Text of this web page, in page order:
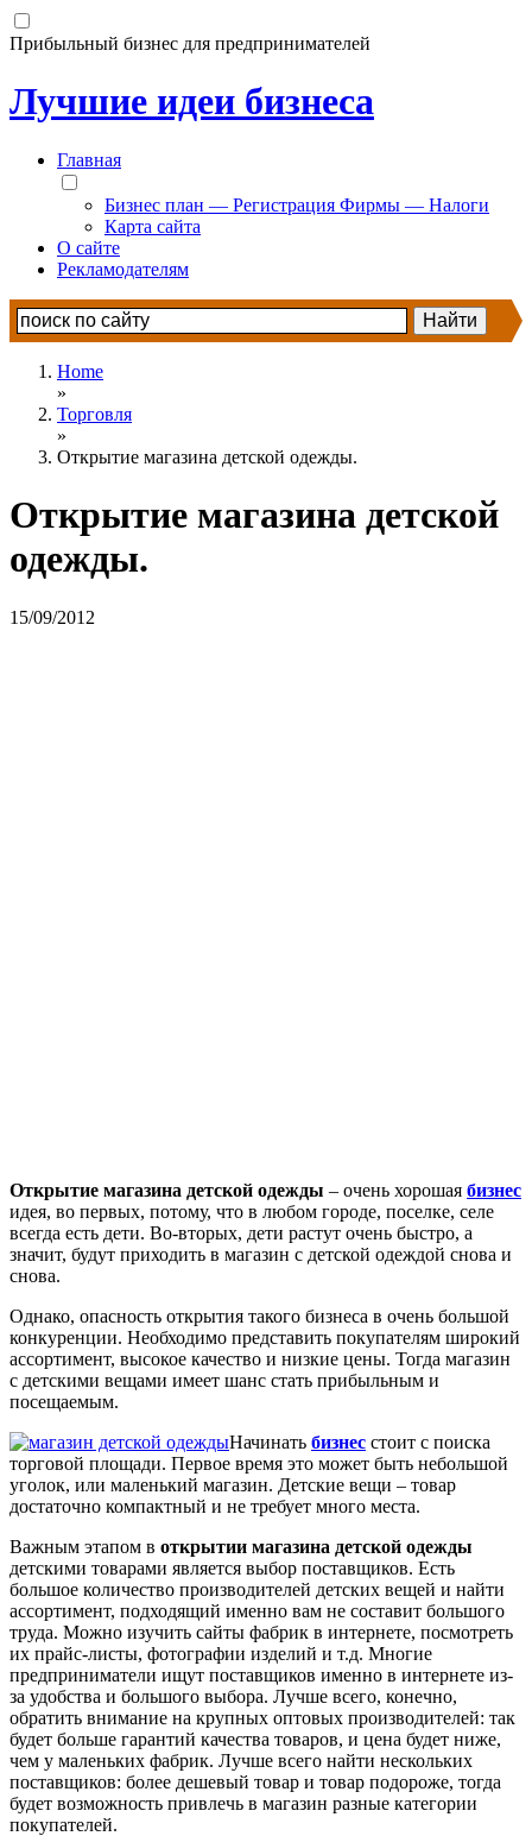
Прибыльный бизнес для предпринимателей
Лучшие идеи бизнеса
Главная
Бизнес план — Регистрация Фирмы — Налоги
Карта сайта
О сайте
Рекламодателям
Home
»
Торговля
»
Открытие магазина детской одежды.
Открытие магазина детской
одежды.
15/09/2012
Открытие магазина детской одежды – очень хорошая бизнес
идея, во первых, потому, что в любом городе, поселке, селе
всегда есть дети. Во-вторых, дети растут очень быстро, а
значит, будут приходить в магазин с детской одеждой снова и
снова.
Однако, опасность открытия такого бизнеса в очень большой
конкуренции. Необходимо представить покупателям широкий
ассортимент, высокое качество и низкие цены. Тогда магазин
с детскими вещами имеет шанс стать прибыльным и
посещаемым.
Начинать бизнес стоит с поиска
торговой площади. Первое время это может быть небольшой
уголок, или маленький магазин. Детские вещи – товар
достаточно компактный и не требует много места.
Важным этапом в открытии магазина детской одежды
детскими товарами является выбор поставщиков. Есть
большое количество производителей детских вещей и найти
ассортимент, подходящий именно вам не составит большого
труда. Можно изучить сайты фабрик в интернете, посмотреть
их прайс-листы, фотографии изделий и т.д. Многие
предприниматели ищут поставщиков именно в интернете из-
за удобства и большого выбора. Лучше всего, конечно,
обратить внимание на крупных оптовых производителей: так
будет больше гарантий качества товаров, и цена будет ниже,
чем у маленьких фабрик. Лучше всего найти нескольких
поставщиков: более дешевый товар и товар подороже, тогда
будет возможность привлечь в магазин разные категории
покупателей.